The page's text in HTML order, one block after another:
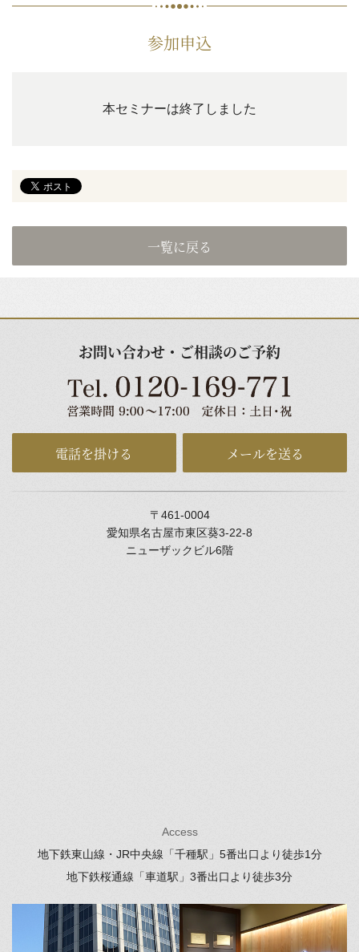
参加申込
本セミナーは終了しました
一覧に戻る
お問い合わせ・ご相談のご予約
電話を掛ける メールを送る
〒461-0004
愛知県名古屋市東区葵3-22-8
ニューザックビル6階
Access
地下鉄東山線・JR中央線「千種駅」 5番出口より徒歩1分
地下鉄桜通線「車道駅」 3番出口より徒歩3分